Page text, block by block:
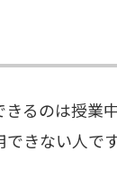
るのは授業
きない人です